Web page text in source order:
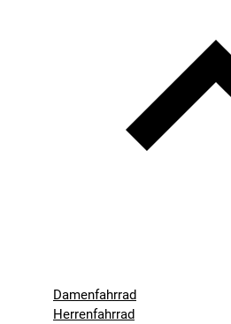
Damenfahrrad
Herrenfahrrad